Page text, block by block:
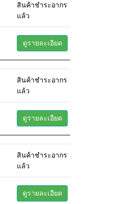
สินค้าชำระอากร
แล้ว
ดูรายละเอียด
สินค้าชำระอากร
แล้ว
ดูรายละเอียด
สินค้าชำระอากร
แล้ว
ดูรายละเอียด